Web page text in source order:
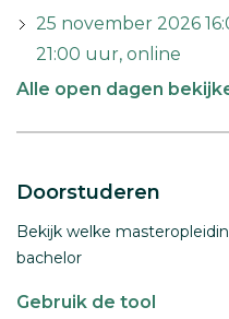
25 november 2026
21:00 uur, online
Alle open dagen
Doorstuderen
Bekijk welke
bachelor
Gebruik de tool